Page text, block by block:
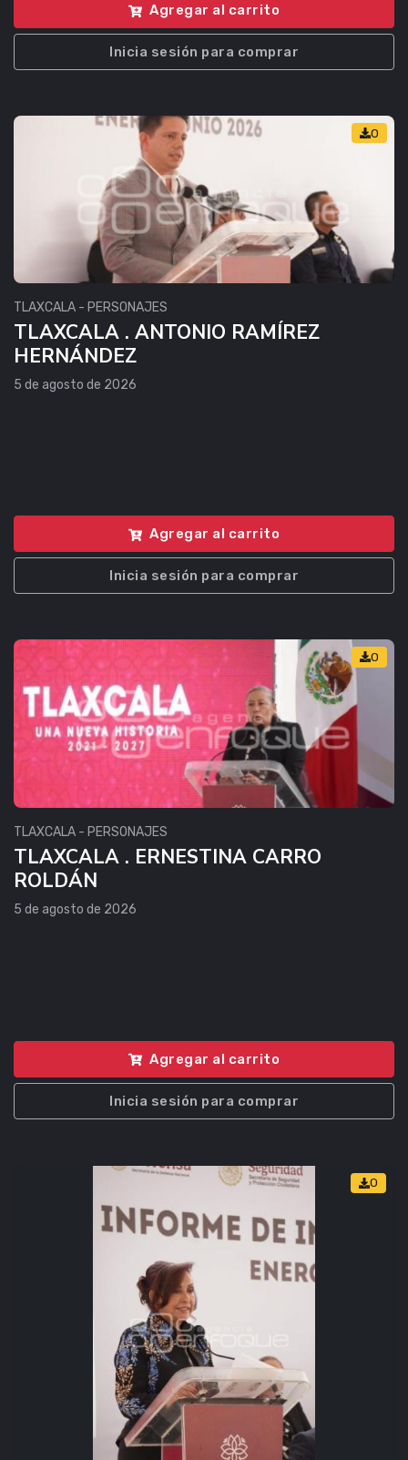
Agregar al carrito
Inicia sesión para comprar
0
TLAXCALA - PERSONAJES
TLAXCALA . ANTONIO RAMÍREZ
HERNÁNDEZ
5 de agosto de 2026
Agregar al carrito
Inicia sesión para comprar
0
TLAXCALA - PERSONAJES
TLAXCALA . ERNESTINA CARRO
ROLDÁN
5 de agosto de 2026
Agregar al carrito
Inicia sesión para comprar
0